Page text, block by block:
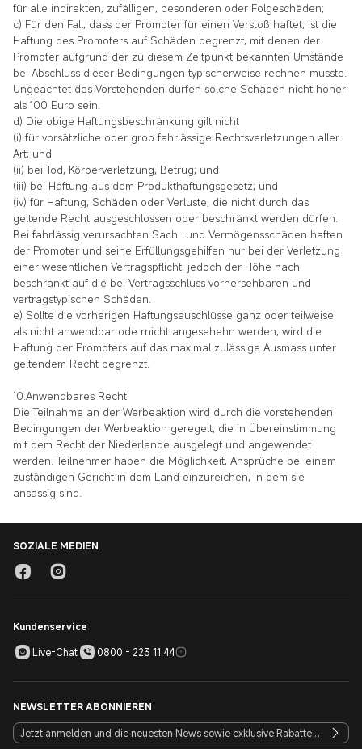
für alle indirekten, zufälligen, besonderen oder Folgeschäden;
c) Für den Fall, dass der Promoter für einen Verstoß haftet, ist die
Haftung des Promoters auf Schäden begrenzt, mit denen der
Promoter aufgrund der zu diesem Zeitpunkt bekannten Umstände
bei Abschluss dieser Bedingungen typischerweise rechnen musste.
Ungeachtet des Vorstehenden dürfen solche Schäden nicht höher
als 100 Euro sein.
d) Die obige Haftungsbeschränkung gilt nicht
(i) für vorsätzliche oder grob fahrlässige Rechtsverletzungen aller
Art; und
(ii) bei Tod, Körperverletzung, Betrug; und
(iii) bei Haftung aus dem Produkthaftungsgesetz; und
(iv) für Haftung, Schäden oder Verluste, die nicht durch das
geltende Recht ausgeschlossen oder beschränkt werden dürfen.
Bei fahrlässig verursachten Sach- und Vermögensschäden haften
der Promoter und seine Erfüllungsgehilfen nur bei der Verletzung
einer wesentlichen Vertragspflicht, jedoch der Höhe nach
beschränkt auf die bei Vertragsschluss vorhersehbaren und
vertragstypischen Schäden.
e) Sollte die vorherigen Haftungsauschlüsse ganz oder teilweise
als nicht anwendbar ode rnicht angesehehn werden, wird die
Haftung der Promoters auf das maximal zulässige Ausmass unter
geltendem Recht begrenzt.
10.Anwendbares Recht
Die Teilnahme an der Werbeaktion wird durch die vorstehenden
Bedingungen der Werbeaktion geregelt, die in Übereinstimmung
mit dem Recht der Niederlande ausgelegt und angewendet
werden. Teilnehmer haben die Möglichkeit, Ansprüche bei einem
zuständigen Gericht in dem Land einzureichen, in dem sie
ansässig sind.
SOZIALE MEDIEN
Kundenservice
Live-Chat
0800 - 223 11 44
NEWSLETTER ABONNIEREN